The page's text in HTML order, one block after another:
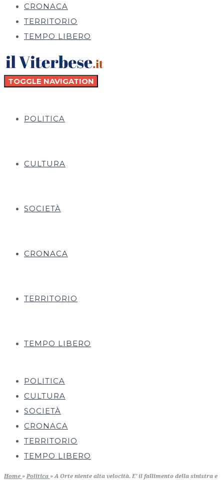
CRONACA
TERRITORIO
TEMPO LIBERO
TOGGLE NAVIGATION
POLITICA
CULTURA
SOCIETÀ
CRONACA
TERRITORIO
TEMPO LIBERO
POLITICA
CULTURA
SOCIETÀ
CRONACA
TERRITORIO
TEMPO LIBERO
Home » Politica » A Orte niente alta velocità. E’ il fallimento della sinistra e